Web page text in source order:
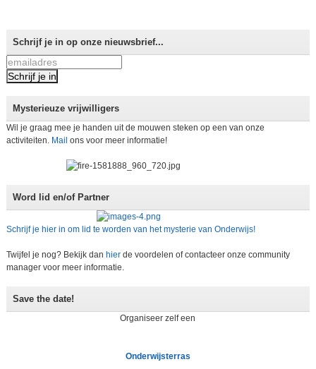
Schrijf je in op onze nieuwsbrief...
Mysterieuze vrijwilligers
Wil je graag mee je handen uit de mouwen steken op een van onze
activiteiten. Mail ons voor meer informatie!
Word lid en/of Partner
Schrijf je hier in om lid te worden van het mysterie van Onderwijs!
Twijfel je nog? Bekijk dan hierde voordelen of contacteer onze community
manager voor meer informatie.
Save the date!
Organiseer zelf een
Onderwijsterras